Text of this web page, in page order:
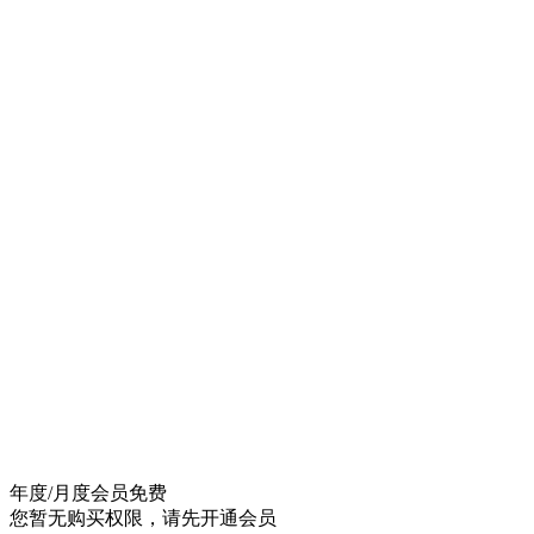
年度/月度会员免费
您暂无购买权限，请先开通会员